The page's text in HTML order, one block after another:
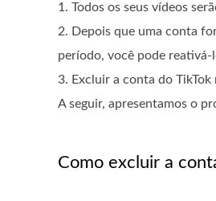
1. Todos os seus vídeos
2. Depois que uma conta
período, você pode reativá-
3. Excluir a conta do
A seguir, apresentamos o
Como excluir a